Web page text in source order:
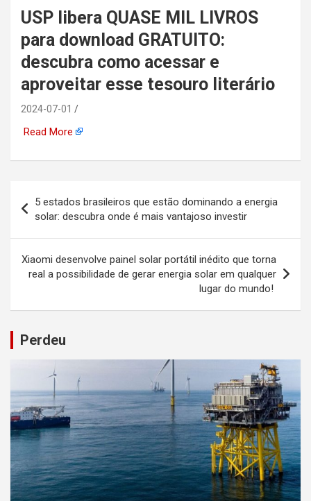
automotiva, mineração,
indústria naval, etc
USP libera QUASE MIL LIVROS
para download GRATUITO:
descubra como acessar e
aproveitar esse tesouro literário
2024-07-01
Read More
de
Post
5 estados brasileiros que estão dominando a energia
solar: descubra onde é mais vantajoso investir
Xiaomi desenvolve painel solar portátil inédito que torna
real a possibilidade de gerar energia solar em qualquer
lugar do mundo!
Perdeu